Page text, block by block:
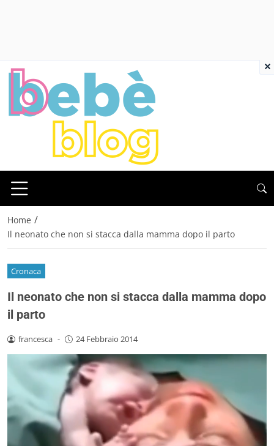
Home /
Il neonato che non si stacca dalla mamma dopo il parto
Cronaca
Il neonato che non si stacca dalla mamma dopo
il parto
francesca - 24 Febbraio 2014
×